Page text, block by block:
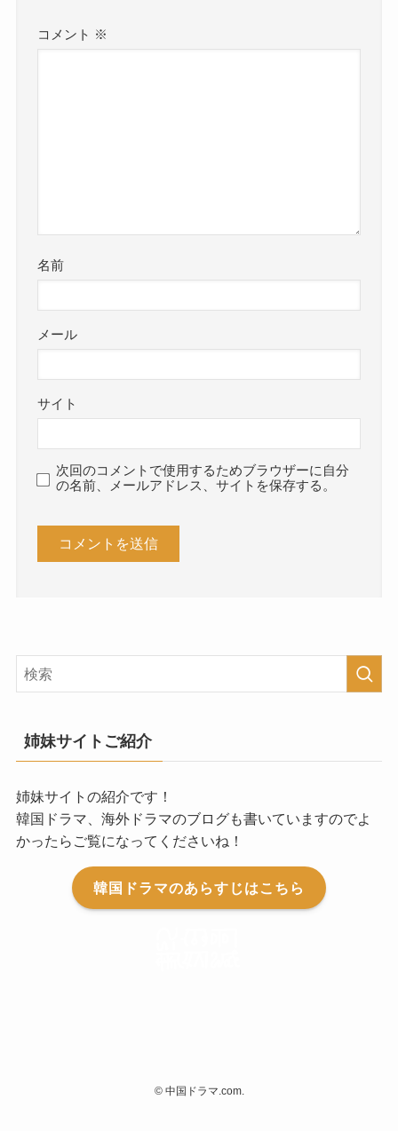
コメント ※
名前
メール
サイト
次回のコメントで使用するためブラウザーに自分
の名前、メールアドレス、サイトを保存する。
姉妹サイトご紹介
姉妹サイトの紹介です！
韓国ドラマ、海外ドラマのブログも書いていますのでよ
かったらご覧になってくださいね！
韓国ドラマのあらすじはこちら
©中国ドラマ.com.